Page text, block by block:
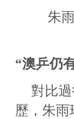
朱
“澳乒仍
對比
歷，朱雨